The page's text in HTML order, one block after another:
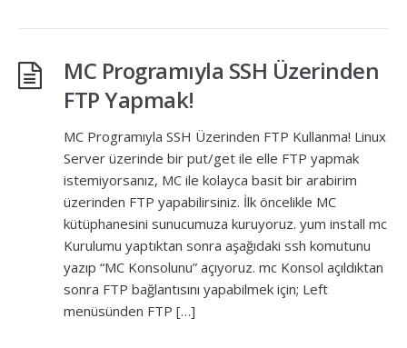
MC Programıyla SSH Üzerinden
FTP Yapmak!
MC Programıyla SSH Üzerinden FTP Kullanma! Linux
Server üzerinde bir put/get ile elle FTP yapmak
istemiyorsanız, MC ile kolayca basit bir arabirim
üzerinden FTP yapabilirsiniz. İlk öncelikle MC
kütüphanesini sunucumuza kuruyoruz. yum install mc
Kurulumu yaptıktan sonra aşağıdaki ssh komutunu
yazıp “MC Konsolunu” açıyoruz. mc Konsol açıldıktan
sonra FTP bağlantısını yapabilmek için; Left
menüsünden FTP […]